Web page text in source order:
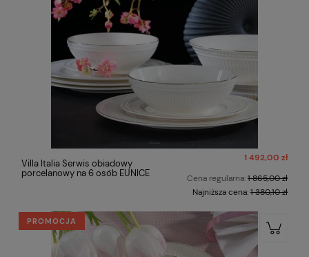
Villa Italia Serwis obiadowy
porcelanowy na 6 osób EUNICE
1 492,00 zł
Cena regularna:1 865,00 zł
Najniższa cena:1 380,10 zł
PROMOCJA